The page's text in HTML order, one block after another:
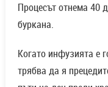
Процесът отнема 40
буркана.
Когато инфузията е
трябва да я